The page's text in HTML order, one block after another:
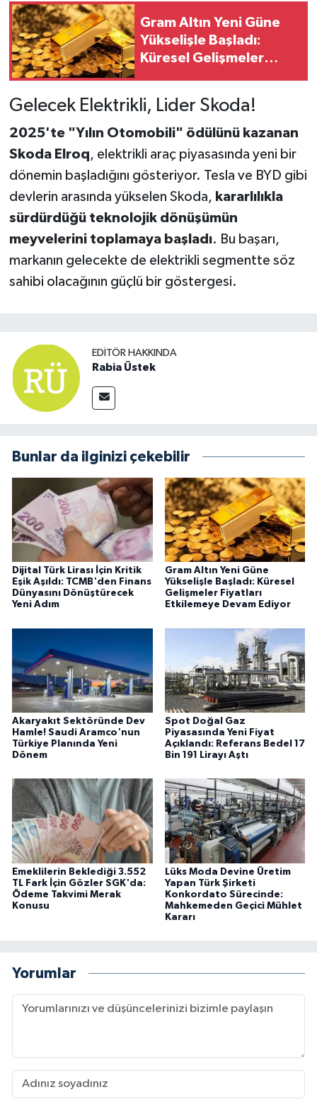
Gram Altın Yeni Güne
Yükselişle Başladı:
Küresel Gelişmeler
Gelecek Elektrikli, Lider Skoda!
2025'te "Yılın Otomobili" ödülünü kazanan
Skoda Elroq, elektrikli araç piyasasında yeni bir
dönemin başladığını gösteriyor. Tesla ve BYD gibi
devlerin arasında yükselen Skoda, kararlılıkla
sürdürdüğü teknolojik dönüşümün
meyvelerini toplamaya başladı. Bu başarı,
markanın gelecekte de elektrikli segmentte söz
sahibi olacağının güçlü bir göstergesi.
EDITÖR HAKKINDA
Rabia Üstek
Bunlar da ilginizi çekebilir
Dijital Türk Lirası İçin Kritik
Eşik Aşıldı: TCMB'den Finans
Dünyasını Dönüştürecek
Yeni Adım
Gram Altın Yeni Güne
Yükselişle Başladı: Küresel
Gelişmeler Fiyatları
Etkilemeye Devam Ediyor
Akaryakıt Sektöründe Dev
Hamle! Saudi Aramco'nun
Türkiye Planında Yeni
Dönem
Spot Doğal Gaz
Piyasasında Yeni Fiyat
Açıklandı: Referans Bedel 17
Bin 191 Lirayı Aştı
Emeklilerin Beklediği 3.552
TL Fark İçin Gözler SGK'da:
Ödeme Takvimi Merak
Konusu
Lüks Moda Devine Üretim
Yapan Türk Şirketi
Konkordato Sürecinde:
Mahkemeden Geçici Mühlet
Kararı
Yorumlar